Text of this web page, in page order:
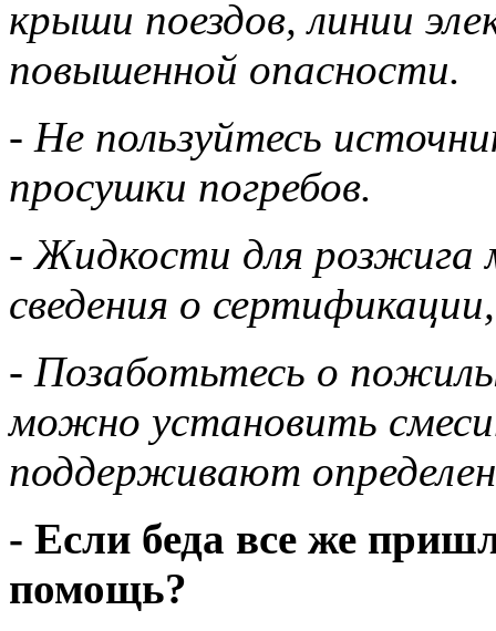
крыши поездов, линии
повышенной опасности.
- Не пользуйтесь
просушки погребов.
- Жидкости для розжига
сведения о
- Позаботьтесь о
можно установить
поддерживают
- Если беда все же
помощь?